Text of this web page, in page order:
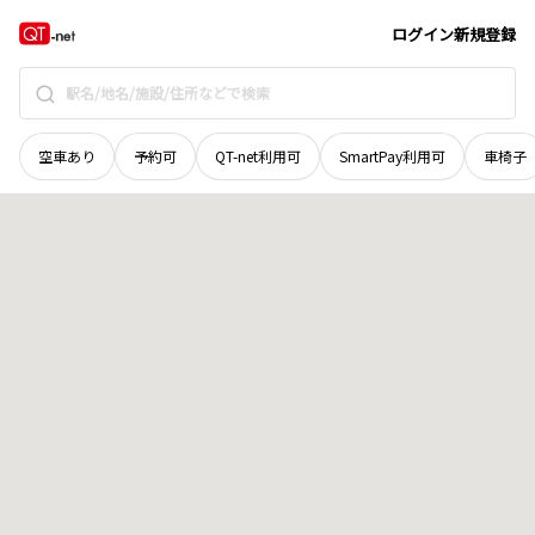
ログイン新規登録
空車あり 予約可 QT-net利用可 SmartPay利用可 車椅子
北海道